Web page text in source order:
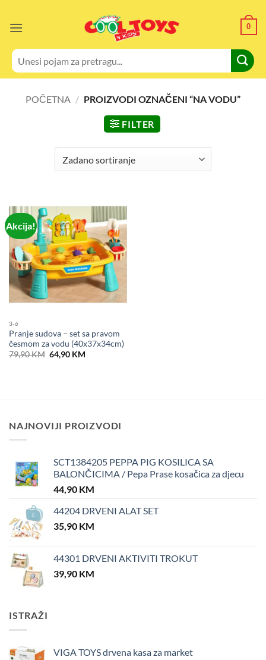
0
Pretraži:
POČETNA / PROIZVODI OZNAČENI “NA VODU”
FILTER
Akcija!
3-6
Pranje sudova – set sa pravom
česmom za vodu (40x37x34cm)
79,90KM Original
price
64,90 KMCurrent
NAJNOVIJI PROIZVODI
SCT1384205 PEPPA PIG KOSILICA SA
BALONČICIMA / Pepa Prase kosačica za djecu
44,90 KM
44204 DRVENI ALAT SET
35,90 KM
44301 DRVENI AKTIVITI TROKUT
39,90 KM
ISTRAŽI
VIGA TOYS drvena kasa za market